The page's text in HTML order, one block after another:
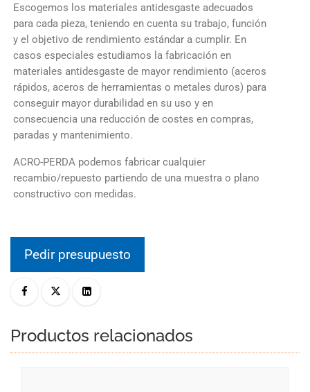
Escogemos los materiales antidesgaste adecuados
para cada pieza, teniendo en cuenta su trabajo, función
y el objetivo de rendimiento estándar a cumplir. En
casos especiales estudiamos la fabricación en
materiales antidesgaste de mayor rendimiento (aceros
rápidos, aceros de herramientas o metales duros) para
conseguir mayor durabilidad en su uso y en
consecuencia una reducción de costes en compras,
paradas y mantenimiento.
ACRO-PERDA podemos fabricar cualquier
recambio/repuesto partiendo de una muestra o plano
constructivo con medidas.
Pedir presupuesto
Productos relacionados